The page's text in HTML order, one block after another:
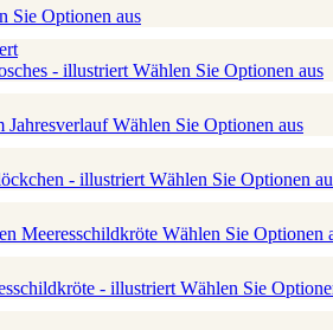
Sie Optionen aus
- illustriert Wählen Sie Optionen aus
JahresverlaufWählen Sie Optionen aus
- illustriert Wählen Sie Optionen
Meeresschildkröte Wählen Sie Optionen
- illustriert Wählen Sie